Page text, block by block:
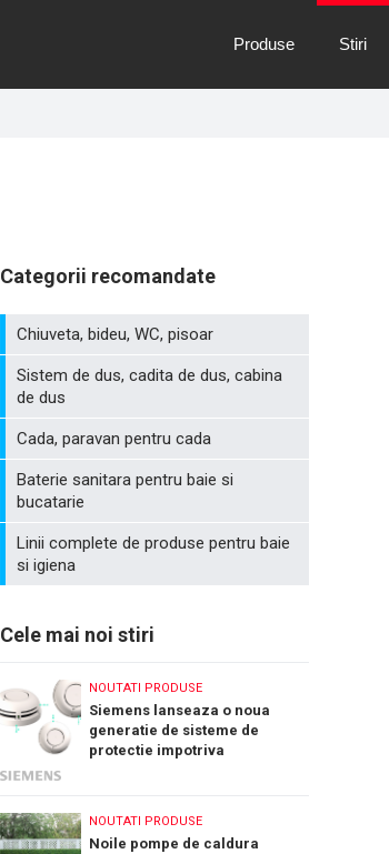
Produse Stiri
Categorii recomandate
Chiuveta, bideu, WC, pisoar
Sistem de dus, cadita de dus, cabina
de dus
Cada, paravan pentru cada
Baterie sanitara pentru baie si
bucatarie
Linii complete de produse pentru baie
si igiena
Cele mai noi stiri
NOUTATI PRODUSE
Siemens lanseaza o noua
generatie de sisteme de
protectie impotriva
NOUTATI PRODUSE
Noile pompe de caldura